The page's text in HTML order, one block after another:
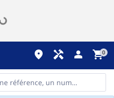
place handyman person shopping_cart0